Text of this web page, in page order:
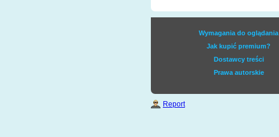
Wymagania do oglądania
Jak kupić premium?
Dostawcy treści
Prawa autorskie
Report